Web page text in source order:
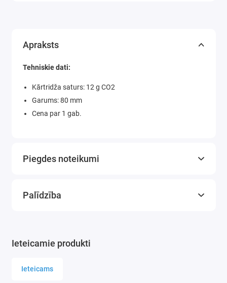
Apraksts
Tehniskie dati:
Kārtridža saturs: 12 g CO2
Garums: 80 mm
Cena par 1 gab.
Piegdes noteikumi
Palīdzība
Ieteicamie produkti
Ieteicams